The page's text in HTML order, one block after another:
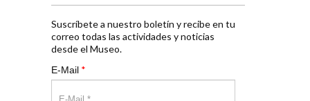
Suscríbete a nuestro boletín y recibe en tu
correo todas las actividades y noticias
desde el Museo.
E-Mail *